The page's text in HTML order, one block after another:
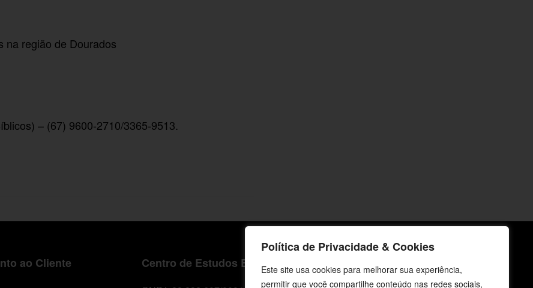
Política de Privacidade & Cookies
Este site usa cookies para melhorar sua experiência,
permitir que você compartilhe conteúdo nas redes sociais,
na região de Dourados
– (67) 9600-2710/3365-9513.
ao Cliente Centro de Estudos Bíblicos Fale Conosco